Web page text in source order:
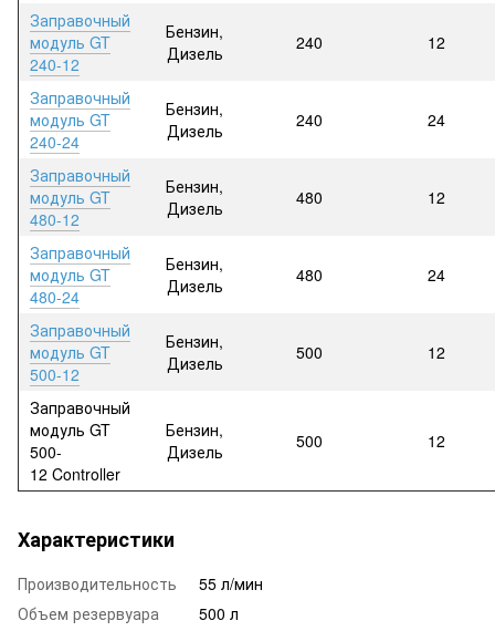
Заправочный
модуль GT
240-12
Бензин,
Дизель
240 12
Заправочный
модуль GT
240-24
Бензин,
Дизель
240 24
Заправочный
модуль GT
480-12
Бензин,
Дизель
480 12
Заправочный
модуль GT
480-24
Бензин,
Дизель
480 24
Заправочный
модуль GT
500-12
Бензин,
Дизель
500 12
Заправочный
модуль GT
500-
12 Controller
Бензин,
Дизель
500 12
Характеристики
Производительность
55 л/мин
Объем резервуара
500 л